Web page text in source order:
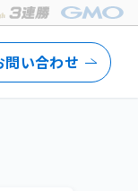
問い合わせ